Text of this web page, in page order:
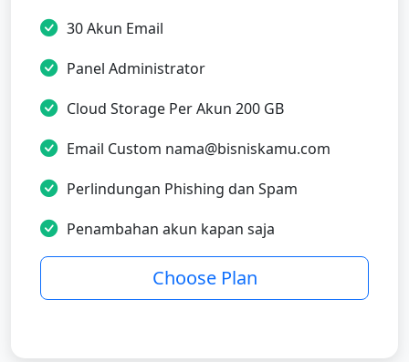
30 Akun Email
Panel Administrator
Cloud Storage Per Akun 200 GB
Email Custom nama@bisniskamu.com
Perlindungan Phishing dan Spam
Penambahan akun kapan saja
Choose Plan